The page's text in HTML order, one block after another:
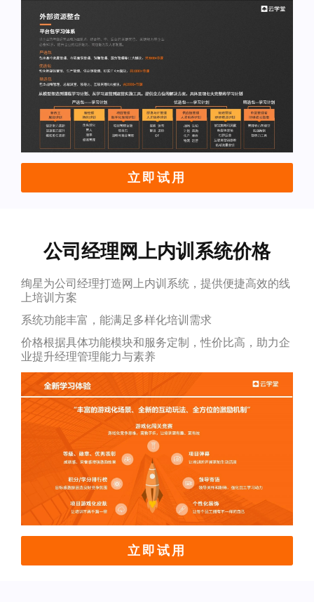
立即试用
公司经理网上内训系统价格
绚星为公司经理打造网上内训系统，提供便捷高效的线
上培训方案
系统功能丰富，能满足多样化培训需求
价格根据具体功能模块和服务定制，性价比高，助力企
业提升经理管理能力与素养
立即试用